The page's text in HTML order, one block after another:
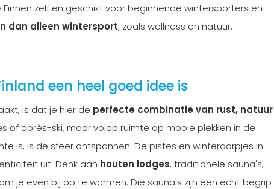
Finnen zelf en geschikt voor beginnende wintersporters en
dan alleen wintersport, zoals wellness en natuur.
een heel goed idee is
is dat je hier de perfecte combinatie van rust, natuur
of après-ski, maar volop ruimte op mooie plekken in de
is, is de sfeer ontspannen. De pistes en winterdorpjes in
uit. Denk aan houten lodges, traditionele sauna's,
je even bij op te warmen. Die sauna's zijn een echt begrip